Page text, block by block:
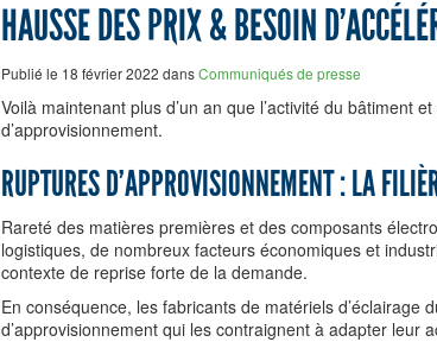
HAUSSE DES PRIX & BESOIN
Publié le 18 février 2022 dansCommuniqués de presse
Voilà maintenant plus d’un an que l’activité du bâtiment
d’approvisionnement.
RUPTURES D’APPROVISIONNEMENT : LA
Rareté des matières premières et des composants
logistiques, de nombreux facteurs économiques et
contexte de reprise forte de la demande.
En conséquence, les fabricants de matériels d’éclairage
d’approvisionnement qui les contraignent à adapter leur